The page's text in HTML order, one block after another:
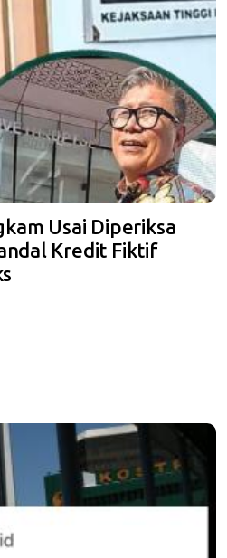
Usai Diperiksa
Kredit Fiktif